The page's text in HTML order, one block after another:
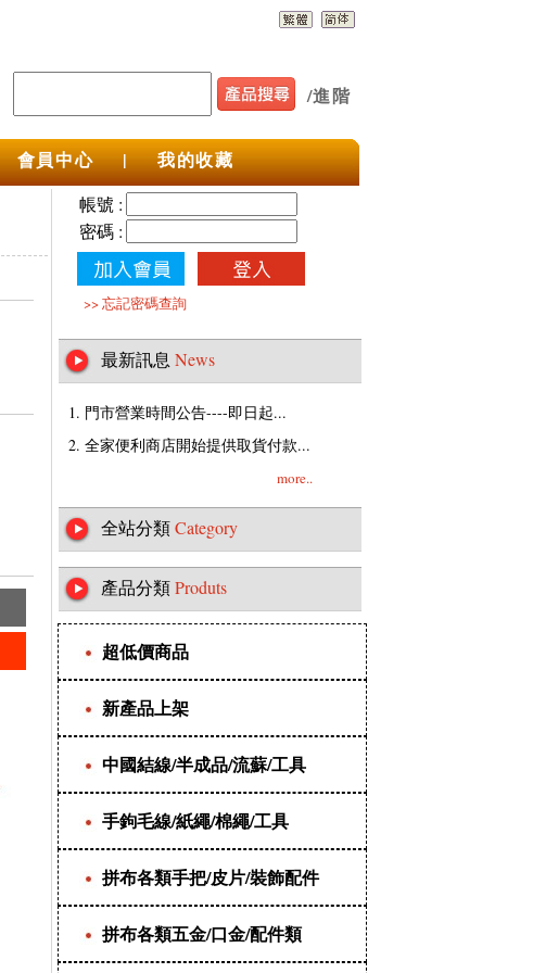
/進階
會員中心 | 我的收藏
帳號 :
密碼 :
>>忘記密碼查詢
最新訊息 News
1. 門市營業時間公告----即日起...
2. 全家便利商店開始提供取貨付款...
more..
全站分類Category
產品分類Produts
超低價商品
新產品上架
中國結線/半成品/流蘇/工具
手鉤毛線/紙繩/棉繩/工具
拼布各類手把/皮片/裝飾配件
拼布各類五金/口金/配件類